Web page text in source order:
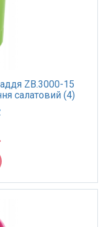
ZB.3000-15
салатовий (4)